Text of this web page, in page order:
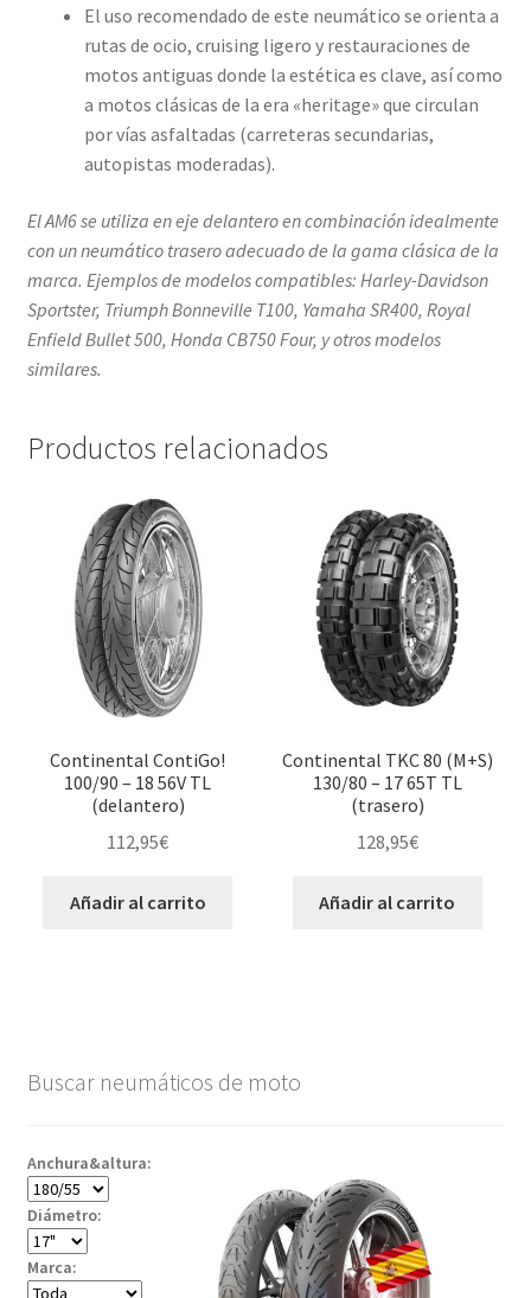
El uso recomendado de este neumático se orienta a
rutas de ocio, cruising ligero y restauraciones de
motos antiguas donde la estética es clave, así como
a motos clásicas de la era «heritage» que circulan
por vías asfaltadas (carreteras secundarias,
autopistas moderadas).
El AM6 se utiliza en eje delantero en combinación idealmente
con un neumático trasero adecuado de la gama clásica de la
marca. Ejemplos de modelos compatibles: Harley-Davidson
Sportster, Triumph Bonneville T100, Yamaha SR400, Royal
Enfield Bullet 500, Honda CB750 Four, y otros modelos
similares.
Productos relacionados
Continental ContiGo!
100/90 – 18 56V TL
(delantero)
112,95€
Añadir al carrito
Continental TKC 80 (M+S)
130/80 – 17 65T TL
(trasero)
128,95€
Añadir al carrito
Buscar neumáticos de moto
Anchura&altura:
Diámetro:
Marca: